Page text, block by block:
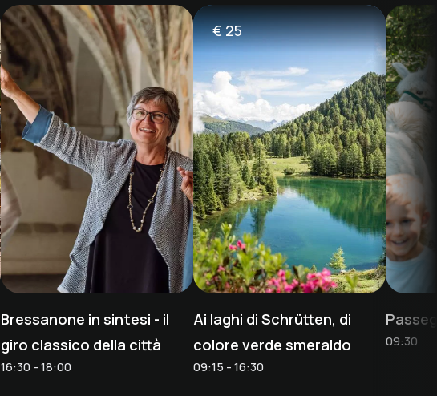
Bressanone in sintesi - il
giro classico della città
16:30 - 18:00
€25
Ai laghi di Schrütten, di
colore verde smeraldo
09:15 - 16:30
09:30